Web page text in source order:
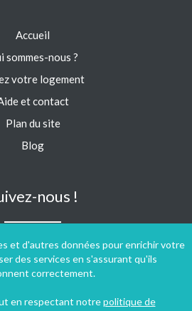
et d'autres données pour enrichir votre
des services en s'assurant qu'ils
correctement.
en respectant notrepolitique de
Accueil
sommes-nous ?
votre logement
et contact
Plan du site
Blog
nous !